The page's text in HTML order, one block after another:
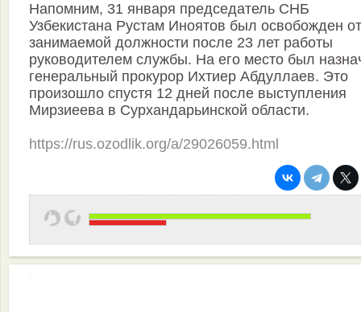
Напомним, 31 января председатель СНБ
Узбекистана Рустам Иноятов был освобожден от
занимаемой должности после 23 лет работы
руководителем службы. На его место был
генеральный прокурор Ихтиер Абдуллаев. Это
произошло спустя 12 дней после выступления
Мирзиеева в Сурхандарьинской области.
https://rus.ozodlik.org/a/29026059.html